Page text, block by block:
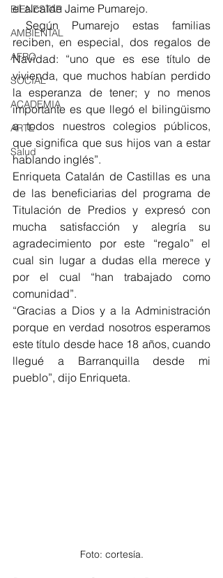
BIENESTAR
AMBIENTAL
AFRO
SOCIAL
ACADEMIA
ARTE
Salud
el alcalde Jaime Pumarejo.
reciben, en especial, dos regalos de
Navidad: “uno que es ese título de
vivienda, que muchos habían perdido
la esperanza de tener; y no menos
importante es que llegó el bilingüismo
a todos nuestros colegios públicos,
que significa que sus hijos van a estar
hablando inglés”.
Enriqueta Catalán de Castillas es una
de las beneficiarias del programa de
Titulación de Predios y expresó con
mucha satisfacción y alegría su
agradecimiento por este “regalo” el
cual sin lugar a dudas ella merece y
por el cual “han trabajado como
comunidad”.
“Gracias a Dios y a la Administración
porque en verdad nosotros esperamos
este título desde hace 18 años, cuando
llegué a Barranquilla desde mi
pueblo”, dijo Enriqueta.
Foto: cortesía.